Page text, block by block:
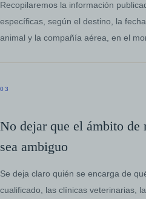
Recopilaremos la información
específicas, según el destino, la
animal y la compañía aérea, en el
03
No dejar que el ámbito de
sea ambiguo
Se deja claro quién se encarga de
cualificado, las clínicas veterinarias,